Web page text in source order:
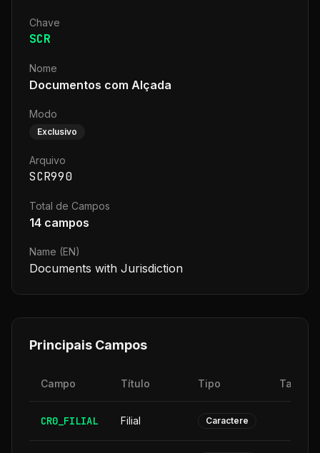
Chave
SCR
Nome
Documentos com Alçada
Modo
Exclusivo
Arquivo
SCR990
Total de Campos
14 campos
Name (EN)
Documents with Jurisdiction
Principais Campos
Campo Título Tipo
CR0_FILIAL Filial Caractere